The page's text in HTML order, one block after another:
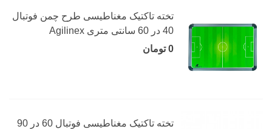
تخته تاکتیک مغناطیسی طرح چمن فوتبال
40 در 60 سانتی متری Agilinex
0 تومان
تخته تاکتیک مغناطیسی فوتبال 60 در 90